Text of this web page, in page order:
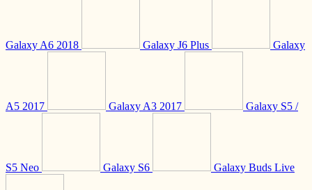
Galaxy A6 2018 Galaxy J6 Plus Galaxy
A5 2017 Galaxy A3 2017 Galaxy S5 /
S5 Neo Galaxy S6 Galaxy Buds Live